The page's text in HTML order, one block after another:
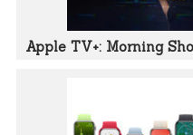
Apple TV+: Morning